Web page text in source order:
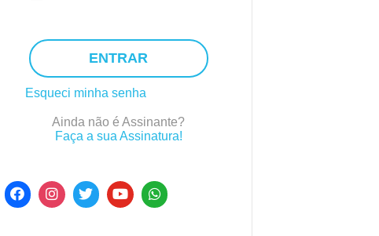
ENTRAR
Esqueci minha senha
Ainda não é Assinante?
Faça a sua Assinatura!